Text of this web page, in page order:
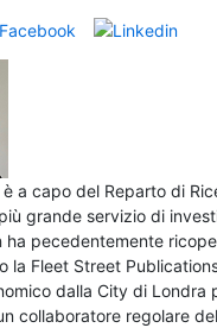
è a capo del Reparto di
grande servizio di
ha pecedentemente
la Fleet Street
dalla City di Londra
collaboratore regolare